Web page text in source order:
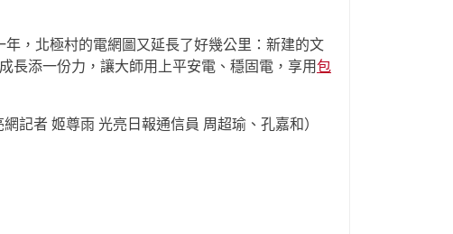
，北極村的電網圖又延長了好幾公里：新建的文
添一份力，讓大師用上平安電、穩固電，享用包
記者 姬尊雨 光亮日報通信員 周超瑜、孔嘉和）